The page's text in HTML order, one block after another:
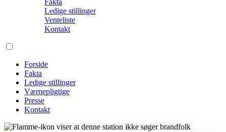
Fakta
Ledige stillinger
Venteliste
Kontakt
Forside
Fakta
Ledige stillinger
Værnepligtige
Presse
Kontakt